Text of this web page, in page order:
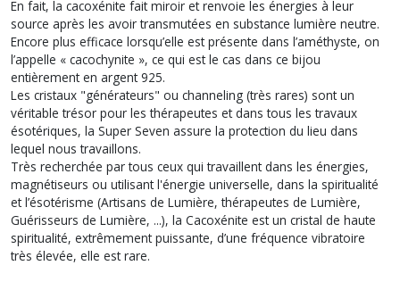
En fait, la cacoxénite fait miroir et renvoie les énergies à leur
source après les avoir transmutées en substance lumière neutre.
Encore plus efficace lorsqu’elle est présente dans l’améthyste, on
l’appelle « cacochynite », ce qui est le cas dans ce bijou
entièrement en argent 925.
Les cristaux "générateurs" ou channeling (très rares) sont un
véritable trésor pour les thérapeutes et dans tous les travaux
ésotériques, la Super Seven assure la protection du lieu dans
lequel nous travaillons.
Très recherchée par tous ceux qui travaillent dans les énergies,
magnétiseurs ou utilisant l'énergie universelle, dans la spiritualité
et l’ésotérisme (Artisans de Lumière, thérapeutes de Lumière,
Guérisseurs de Lumière, ...), la Cacoxénite est un cristal de haute
spiritualité, extrêmement puissante, d’une fréquence vibratoire
très élevée, elle est rare.